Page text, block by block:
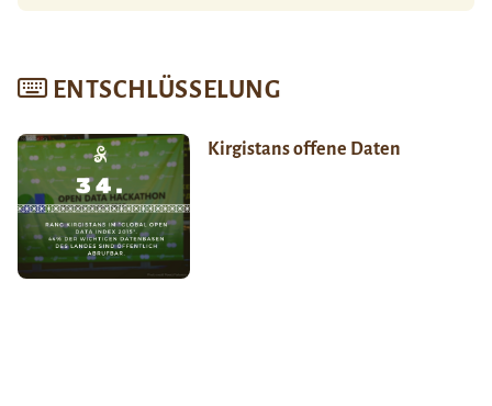
ENTSCHLÜSSELUNG
Kirgistans offene Daten